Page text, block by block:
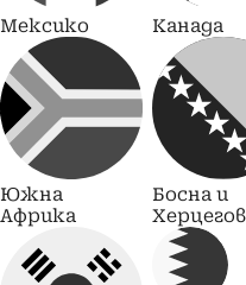
Мексико
Южна
Африка
Канада
Босна и